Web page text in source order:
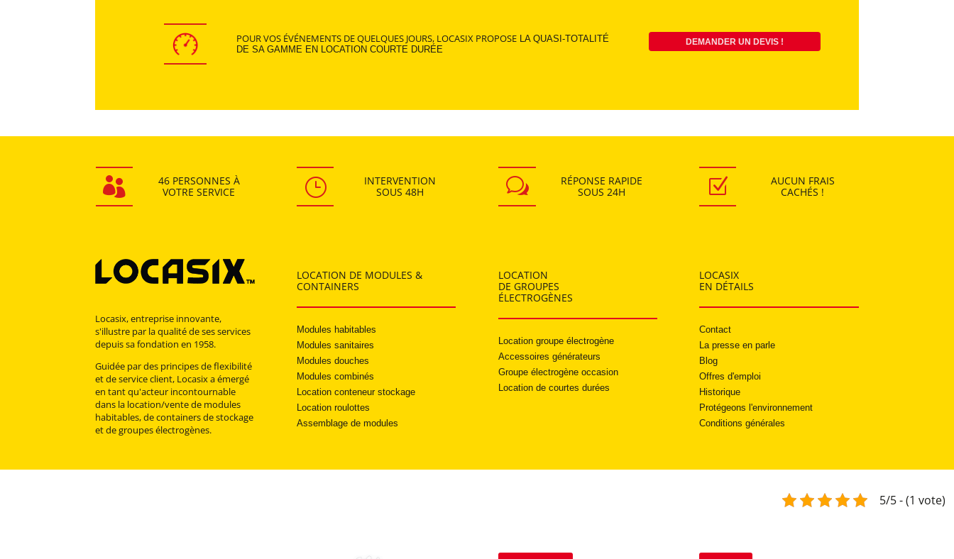
POUR VOS ÉVÉNEMENTS DE QUELQUES JOURS, LOCASIX PROPOSE LA QUASI-TOTALITÉ
DE SA GAMME EN LOCATION COURTE DURÉE
DEMANDER UN DEVIS !
 46 PERSONNES À
VOTRE SERVICE
}
INTERVENTION
SOUS 48H w
RÉPONSE RAPIDE
SOUS 24H Z AUCUN FRAIS
CACHÉS !
Locasix, entreprise innovante,
s'illustre par la qualité de ses services
depuis sa fondation en 1958.
Guidée par des principes de flexibilité
et de service client, Locasix a émergé
en tant qu'acteur incontournable
dans la location/vente de modules
habitables, de containers de stockage
et de groupes électrogènes.
LOCATION DE MODULES &
CONTAINERS
Modules habitables
Modules sanitaires
Modules douches
Modules combinés
Location conteneur stockage
Location roulottes
Assemblage de modules
LOCATION
DE GROUPES
ÉLECTROGÈNES
Location groupe électrogène
Accessoires générateurs
Groupe électrogène occasion
Location de courtes durées
LOCASIX
EN DÉTAILS
Contact
La presse en parle
Blog
Offres d'emploi
Historique
Protégeons l'environnement
Conditions générales
5/5 - (1 vote)